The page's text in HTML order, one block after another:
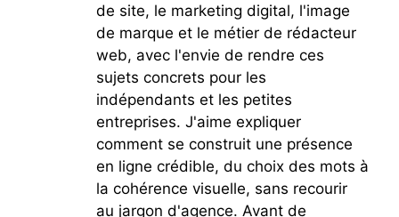
de site, le marketing digital, l'image
de marque et le métier de rédacteur
web, avec l'envie de rendre ces
sujets concrets pour les
indépendants et les petites
entreprises. J'aime expliquer
comment se construit une présence
en ligne crédible, du choix des mots à
la cohérence visuelle, sans recourir
au jargon d'agence. Avant de